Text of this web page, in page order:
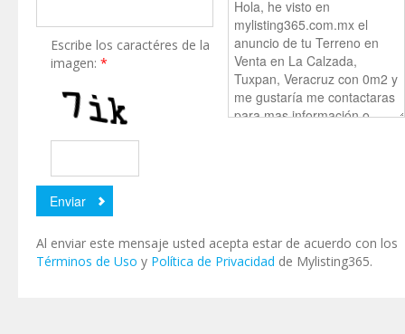
Escribe los caractéres de la
imagen:*
Al enviar este mensaje usted acepta estar de acuerdo con los
Términos de Uso y Política de Privacidad de Mylisting365.